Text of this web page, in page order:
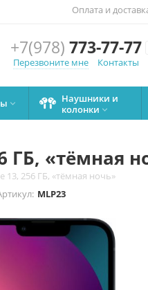
Оплата и
+7(978) 773-77-77
Перезвоните мне
Контакты

Наушники и
колонки 
ГБ, «тёмная
13, 256 ГБ, «тёмная ночь»
MLP23